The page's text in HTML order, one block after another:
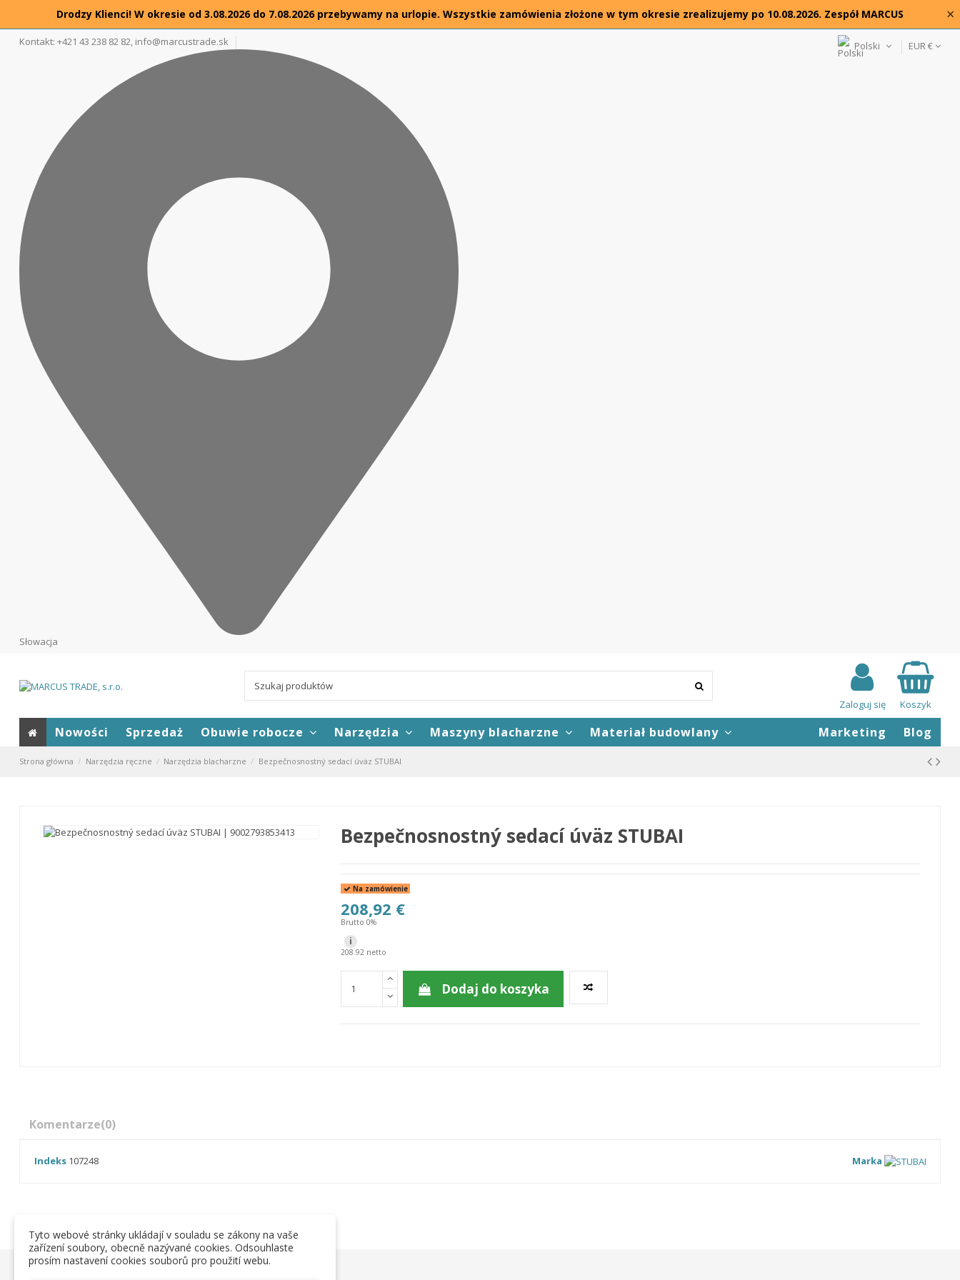
Drodzy Klienci! W okresie od 3.08.2026 do 7.08.2026 przebywamy na urlopie. Wszystkie zamówienia złożone w tym okresie zrealizujemy po 10.08.2026. Zespół MARCUS ×
Kontakt: +421 43 238 82 82, info@marcustrade.sk
Słowacja
Polski EUR €
Zaloguj się Koszyk
Nowości Sprzedaż Obuwie robocze Narzędzia Maszyny blacharzne Materiał budowlany Blog
Marketing
Strona główna Narzędzia ręczne Narzędzia blacharzne Bezpečnosnostný sedací úväz STUBAI
Bezpečnosnostný sedací úväz STUBAI
Na zamówienie
208,92 €
Brutto 0%
i
208.92 netto
Dodaj do koszyka
Komentarze(0)
Marka
Indeks 107248
Tyto webové stránky ukládají v souladu se zákony na vaše
zařízení soubory, obecně nazývané cookies. Odsouhlaste
prosím nastavení cookies souborů pro použití webu.